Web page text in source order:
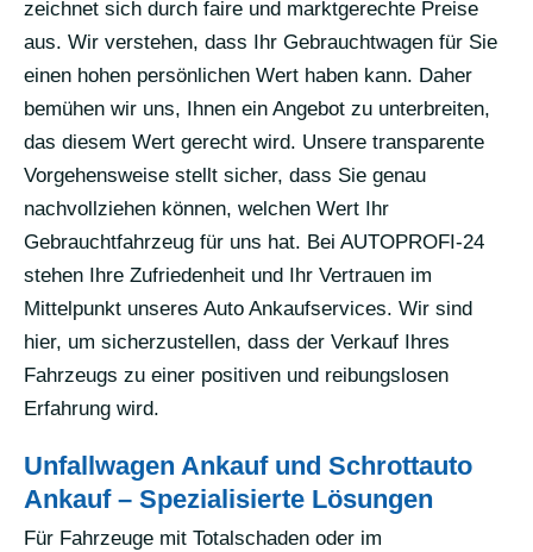
zeichnet sich durch faire und marktgerechte Preise
aus. Wir verstehen, dass Ihr Gebrauchtwagen für Sie
einen hohen persönlichen Wert haben kann. Daher
bemühen wir uns, Ihnen ein Angebot zu unterbreiten,
das diesem Wert gerecht wird. Unsere transparente
Vorgehensweise stellt sicher, dass Sie genau
nachvollziehen können, welchen Wert Ihr
Gebrauchtfahrzeug für uns hat. Bei AUTOPROFI-24
stehen Ihre Zufriedenheit und Ihr Vertrauen im
Mittelpunkt unseres Auto Ankaufservices. Wir sind
hier, um sicherzustellen, dass der Verkauf Ihres
Fahrzeugs zu einer positiven und reibungslosen
Erfahrung wird.
Unfallwagen Ankauf und Schrottauto
Ankauf – Spezialisierte Lösungen
Für Fahrzeuge mit Totalschaden oder im